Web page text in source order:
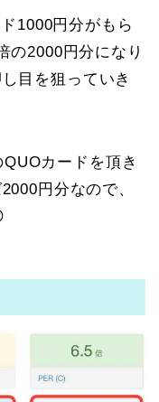
1000円分がもら
の2000円分になり
目を狙っていき
カードを頂き
円分なので、